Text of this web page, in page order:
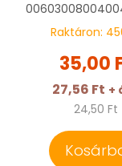
Raktáron:
35,00
27,56 Ft +
24,50 Ft